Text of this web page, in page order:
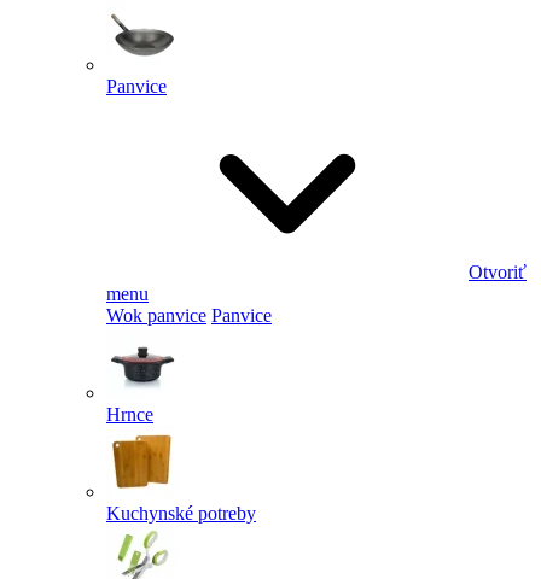
Panvice
Otvoriť
menu
Wok panvice Panvice
Hrnce
Kuchynské potreby